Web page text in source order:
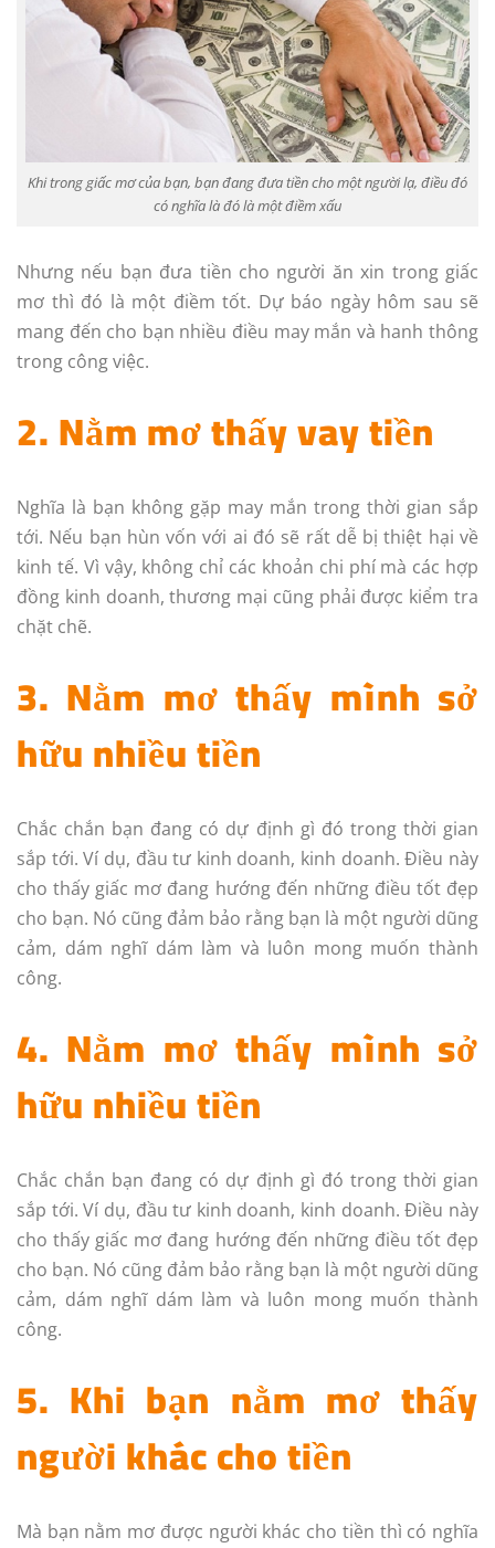
Khi trong giấc mơ của bạn, bạn đang đưa tiền cho một người lạ, điều đó
có nghĩa là đó là một điềm xấu
Nhưng nếu bạn đưa tiền cho người ăn xin trong giấc
mơ thì đó là một điềm tốt. Dự báo ngày hôm sau sẽ
mang đến cho bạn nhiều điều may mắn và hanh thông
trong công việc.
2. Nằm mơ thấy vay tiền
Nghĩa là bạn không gặp may mắn trong thời gian sắp
tới. Nếu bạn hùn vốn với ai đó sẽ rất dễ bị thiệt hại về
kinh tế. Vì vậy, không chỉ các khoản chi phí mà các hợp
đồng kinh doanh, thương mại cũng phải được kiểm tra
chặt chẽ.
3. Nằm mơ thấy mình sở
hữu nhiều tiền
Chắc chắn bạn đang có dự định gì đó trong thời gian
sắp tới. Ví dụ, đầu tư kinh doanh, kinh doanh. Điều này
cho thấy giấc mơ đang hướng đến những điều tốt đẹp
cho bạn. Nó cũng đảm bảo rằng bạn là một người dũng
cảm, dám nghĩ dám làm và luôn mong muốn thành
công.
4. Nằm mơ thấy mình sở
hữu nhiều tiền
Chắc chắn bạn đang có dự định gì đó trong thời gian
sắp tới. Ví dụ, đầu tư kinh doanh, kinh doanh. Điều này
cho thấy giấc mơ đang hướng đến những điều tốt đẹp
cho bạn. Nó cũng đảm bảo rằng bạn là một người dũng
cảm, dám nghĩ dám làm và luôn mong muốn thành
công.
5. Khi bạn nằm mơ thấy
người khác cho tiền
Mà bạn nằm mơ được người khác cho tiền thì có nghĩa